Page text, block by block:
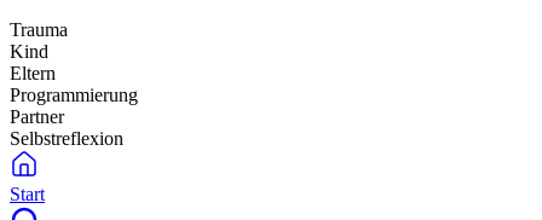
Trauma
Kind
Eltern
Programmierung
Partner
Selbstreflexion
Start